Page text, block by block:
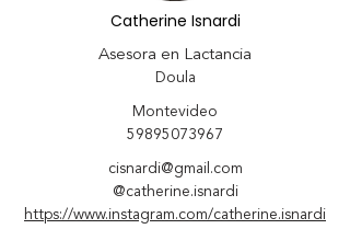
Catherine Isnardi
Asesora en Lactancia
Doula
Montevideo
59895073967
cisnardi@gmail.com
@catherine.isnardi
https://www.instagram.com/catherine.isnardi